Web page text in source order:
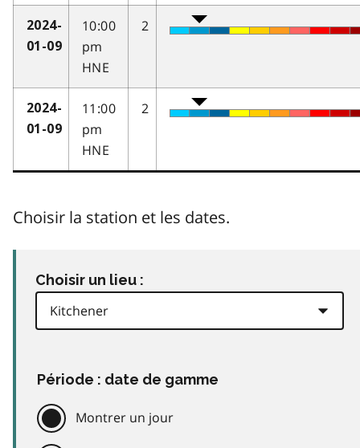
2024-
01-09
10:00
pm
HNE
2
2024-
01-09
11:00
pm
HNE
2
Choisir la station et les dates.
Choisir un lieu :
Période : date de gamme
Montrer un jour